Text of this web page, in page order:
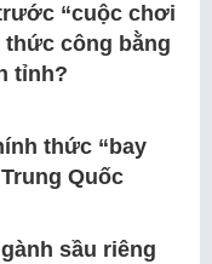
“cuộc chơi
thức công bằng
tỉnh?
thức “bay
Quốc
sầu riêng